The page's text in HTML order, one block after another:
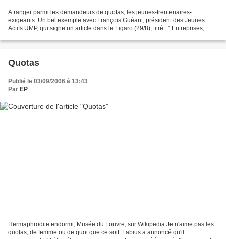
A ranger parmi les demandeurs de quotas, les jeunes-trentenaires-
exigeants. Un bel exemple avec François Guéant, président des Jeunes
Actifs UMP, qui signe un article dans le Figaro (29/8), titré : " Entreprises,
Quotas
Publié le 03/09/2006 à 13:43
Par EP
Hermaphrodite endormi, Musée du Louvre, sur Wikipedia Je n'aime pas les
quotas, de femme ou de quoi que ce soit. Fabius a annoncé qu'il